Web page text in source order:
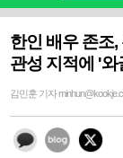
한인 배우 존조,
관성 지적에 '와
김민훈 기자